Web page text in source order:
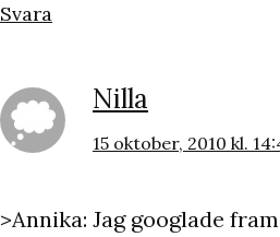
Svara
Nilla
15 oktober, 2010 kl.
>Annika: Jag googlade